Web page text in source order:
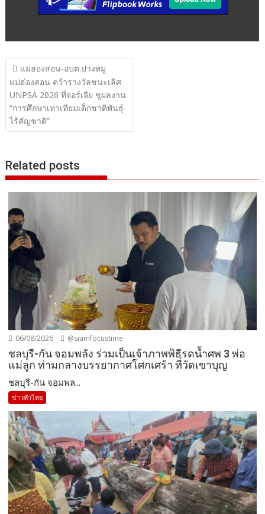
แนะแนว
เรื่อง
แม่ฮ่องสอน-อบต.ปางหมู
แม่ฮ่องสอน คว้ารางวัลชนะเลิศ
UNPSA 2026 ที่จอร์เจีย ชูผลงาน
“การศึกษาเท่าเทียมเด็กชาติพันธุ์-
ไร้สัญชาติ”
Related posts
06/08/2026 @siamfocustime
ชลบุรี-กัน จอมพลัง ร่วมเป็นเจ้าภาพพิธีรดน้ำศพ 3 พ่อ
แม่ลูก ท่ามกลางบรรยากาศโศกเศร้า ที่วัดเขาบุญ
ชลบุรี-กัน จอมพล...
ข่าวทั่วไทย